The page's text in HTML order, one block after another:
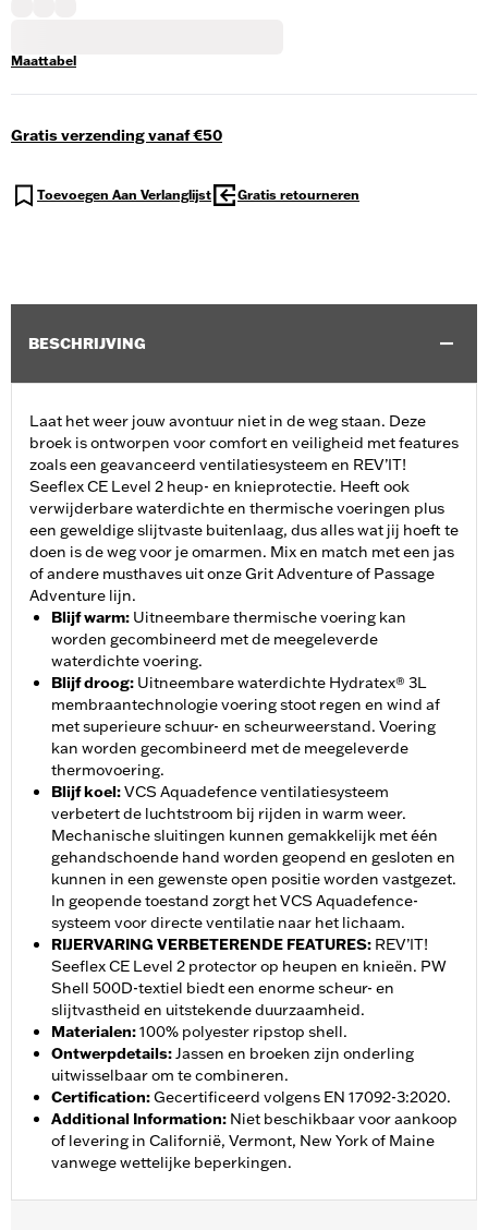
Maattabel
Gratis verzending vanaf €50
Toevoegen Aan Verlanglijst Gratis retourneren
BESCHRIJVING
Laat het weer jouw avontuur niet in de weg staan. Deze
broek is ontworpen voor comfort en veiligheid met features
zoals een geavanceerd ventilatiesysteem en REV’IT!
Seeflex CE Level 2 heup- en knieprotectie. Heeft ook
verwijderbare waterdichte en thermische voeringen plus
een geweldige slijtvaste buitenlaag, dus alles wat jij hoeft te
doen is de weg voor je omarmen. Mix en match met een jas
of andere musthaves uit onze Grit Adventure of Passage
Adventure lijn.
Blijf warm: Uitneembare thermische voering kan
worden gecombineerd met de meegeleverde
waterdichte voering.
Blijf droog: Uitneembare waterdichte Hydratex® 3L
membraantechnologie voering stoot regen en wind af
met superieure schuur- en scheurweerstand. Voering
kan worden gecombineerd met de meegeleverde
thermovoering.
Blijf koel:VCS Aquadefence ventilatiesysteem
verbetert de luchtstroom bij rijden in warm weer.
Mechanische sluitingen kunnen gemakkelijk met één
gehandschoende hand worden geopend en gesloten en
kunnen in een gewenste open positie worden vastgezet.
In geopende toestand zorgt het VCS Aquadefence-
systeem voor directe ventilatie naar het lichaam.
RIJERVARING VERBETERENDE FEATURES: REV’IT!
Seeflex CE Level 2 protector op heupen en knieën. PW
Shell 500D-textiel biedt een enorme scheur- en
slijtvastheid en uitstekende duurzaamheid.
Materialen:100% polyester ripstop shell.
Ontwerpdetails:Jassen en broeken zijn onderling
uitwisselbaar om te combineren.
Certification:Gecertificeerd volgens EN 17092-3:2020.
Additional Information: Niet beschikbaar voor aankoop
of levering in Californië, Vermont, New York of Maine
vanwege wettelijke beperkingen.